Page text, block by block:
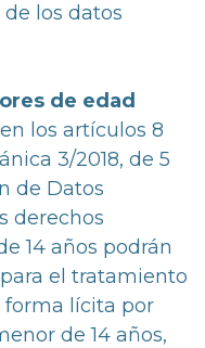
los datos
de edad
los artículos 8
3/2018, de 5
de Datos
derechos
14 años podrán
el tratamiento
forma lícita por
de 14 años,